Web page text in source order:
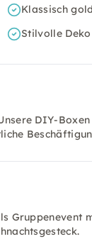
Klassisch
Stilvolle
DIY-
Gruppenevent